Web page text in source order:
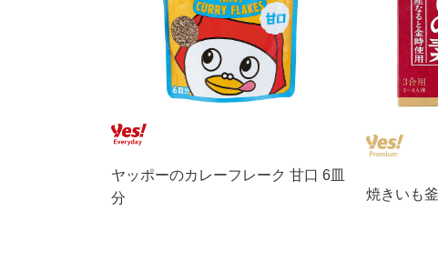
ヤッポーのカレーフレーク 甘口 6皿
分
焼きいも